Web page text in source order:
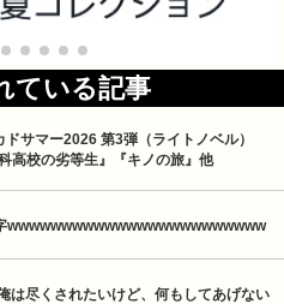
ている記事
サマー2026 第3弾（ライトノベル）
高校の劣等生』『キノの旅』他
wwwwwwwwwwwwwwwwwwwwwwww
は尽くされたいけど、何もしてあげない